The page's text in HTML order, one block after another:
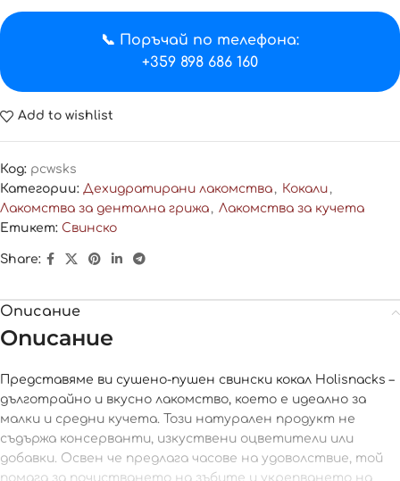
📞 Поръчай по телефона:
+359 898 686 160
Add to wishlist
Код: pcwsks
Категории: Дехидратирани лакомства , Кокали ,
Лакомства за дентална грижа , Лакомства за кучета
Етикет: Свинско
Share:
Описание
Описание
Представяме ви сушено-пушен свински кокал Holisnacks –
дълготрайно и вкусно лакомство, което е идеално за
малки и средни кучета. Този натурален продукт не
съдържа консерванти, изкуствени оцветители или
добавки. Освен че предлага часове на удоволствие, той
помага за почистването на зъбите и укрепването на